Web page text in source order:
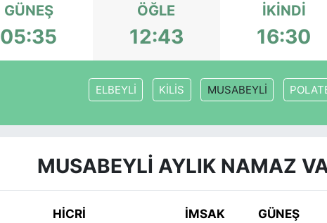
GÜNEŞ
05:35
ÖĞLE
12:43
İKINDI
16:30
ELBEYLİ KİLİS MUSABEYLİ
MUSABEYLİ AYLIK NAMAZ
HİCRİ İMSAK GÜNEŞ